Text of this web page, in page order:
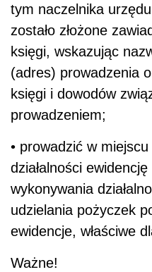
tym naczelnika
zostało złożone
księgi, wskazując
(adres) prowadzenia
księgi i dowodów
prowadzeniem;
• prowadzić w
działalności
wykonywania
udzielania pożyczek
ewidencje, właściwe
Ważne!